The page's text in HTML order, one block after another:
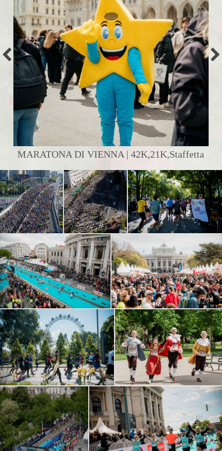
MARATONA DI VIENNA | 42K,21K,Staffetta